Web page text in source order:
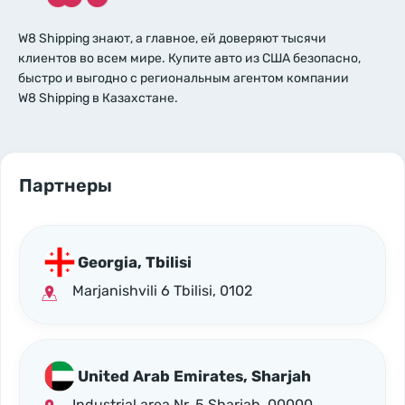
W8 Shipping знают, а главное, ей доверяют тысячи
клиентов во всем мире. Купите авто из США безопасно,
быстро и выгодно с региональным агентом компании
W8 Shipping в Казахстане.
Партнеры
Georgia, Tbilisi
Marjanishvili 6 Tbilisi, 0102
United Arab Emirates, Sharjah